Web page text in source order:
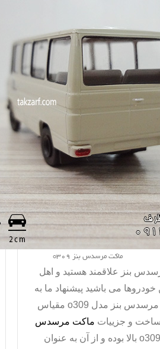
ماکت مرسدس بنز o309
بنز علاقمند هستید و اهل
می باشید پیشنهاد ما به
بنز مدل o309 مقیاس
ماکت مرسدس
o309 بالا بوده و از آن به عنوان